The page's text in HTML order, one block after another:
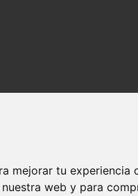
mejorar tu
web y para